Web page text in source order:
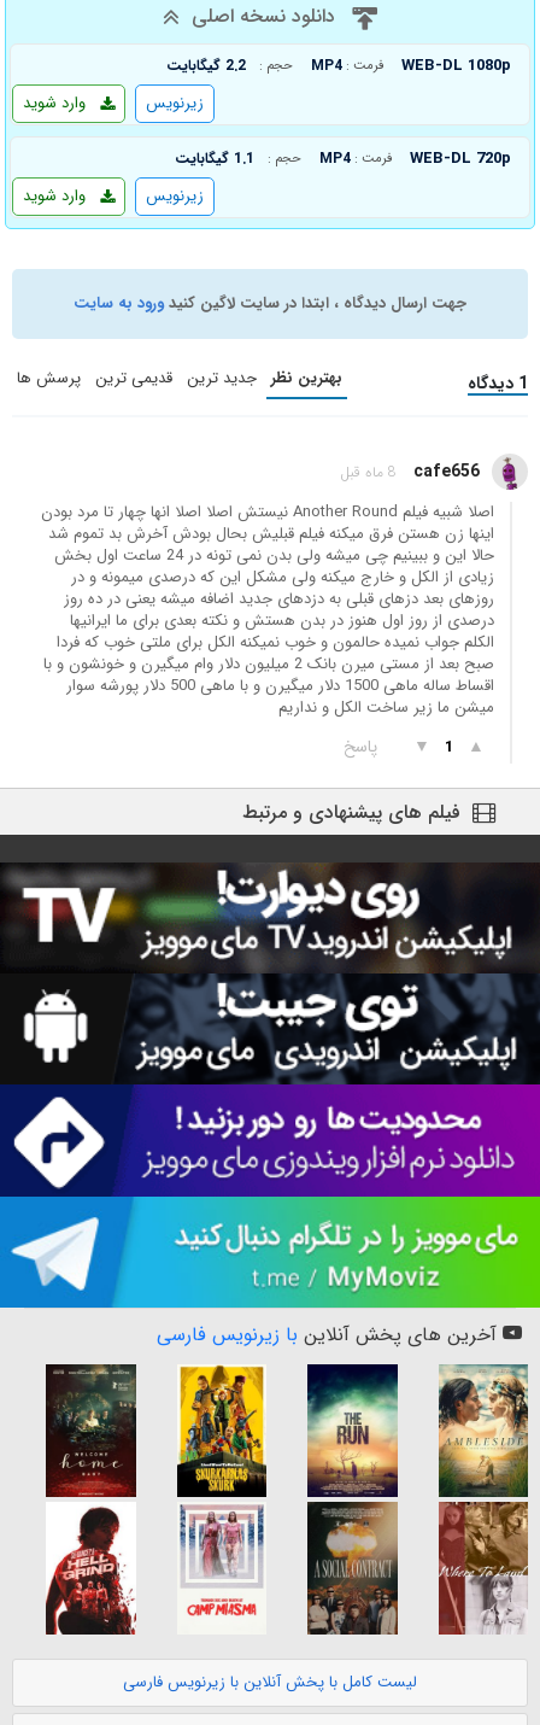
دانلود نسخه اصلی
WEB-DL 1080p فرمت : MP4 حجم : 2.2 گیگابایت
وارد شوید زیرنویس
WEB-DL 720p فرمت : MP4 حجم : 1.1 گیگابایت
وارد شوید زیرنویس
جهت ارسال دیدگاه ، ابتدا در سایت لاگین کنیدورود به سایت
1 دیدگاه بهترین نظر جدید ترین قدیمی ترین پرسش ها
cafe656 8 ماه قبل
اصلا شبیه فیلم Another Round نیستش اصلا اصلا انها چهار تا مرد بودن
اینها زن هستن فرق میکنه فیلم قبلیش بحال بودش آخرش بد تموم شد
حالا این و ببینیم چی میشه ولی بدن نمی تونه در 24 ساعت اول بخش
زیادی از الکل و خارج میکنه ولی مشکل این که درصدی میمونه و در
روزهای بعد دزهای قبلی به دزدهای جدید اضافه میشه یعنی در ده روز
درصدی از روز اول هنوز در بدن هستش و نکته بعدی برای ما ایرانیها
الکلم جواب نمیده حالمون و خوب نمیکنه الکل برای ملتی خوب که فردا
صبح بعد از مستی میرن بانک 2 میلیون دلار وام میگیرن و خونشون و با
اقساط ساله ماهی 1500 دلار میگیرن و با ماهی 500 دلار پورشه سوار
میشن ما زیر ساخت الکل و نداریم
▲
1
▼ پاسخ
فیلم های پیشنهادی و مرتبط
آخرین های پخش آنلاین با زیرنویس فارسی
لیست کامل با پخش آنلاین با زیرنویس فارسی